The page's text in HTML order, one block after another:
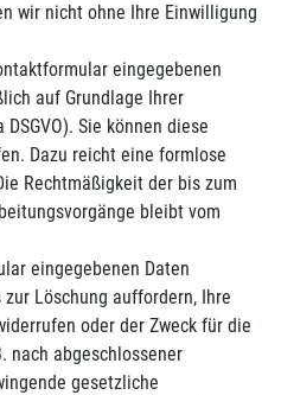
wir nicht ohne Ihre Einwilligung
eingegebenen
auf Grundlage Ihrer
Sie können diese
Dazu reicht eine formlose
Rechtmäßigkeit der bis zum
bleibt vom
eingegebenen Daten
Löschung auffordern, Ihre
oder der Zweck für die
nach abgeschlossener
gesetzliche